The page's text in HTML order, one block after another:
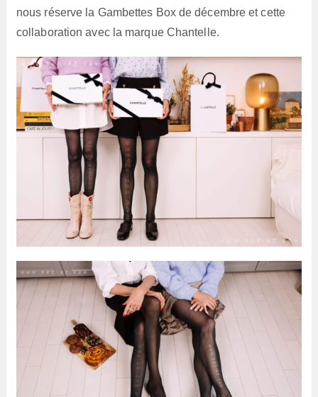
nous réserve la Gambettes Box de décembre et cette
collaboration avec la marque Chantelle.